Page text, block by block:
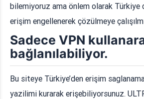
bilemiyoruz ama önlem olarak Türkiye
erişim engellenerek çözülmeye
Sadece VPN
bağlanılabiliyor.
Bu siteye Türkiye’den erişim
yazilimi kurarak erişebiliyorsunuz.